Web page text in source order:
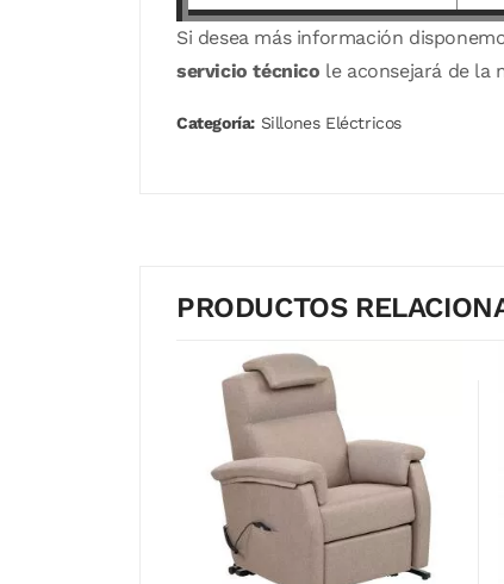
Si desea más información
servicio técnico le aconsejará de la
Categoría: Sillones Eléctricos
PRODUCTOS